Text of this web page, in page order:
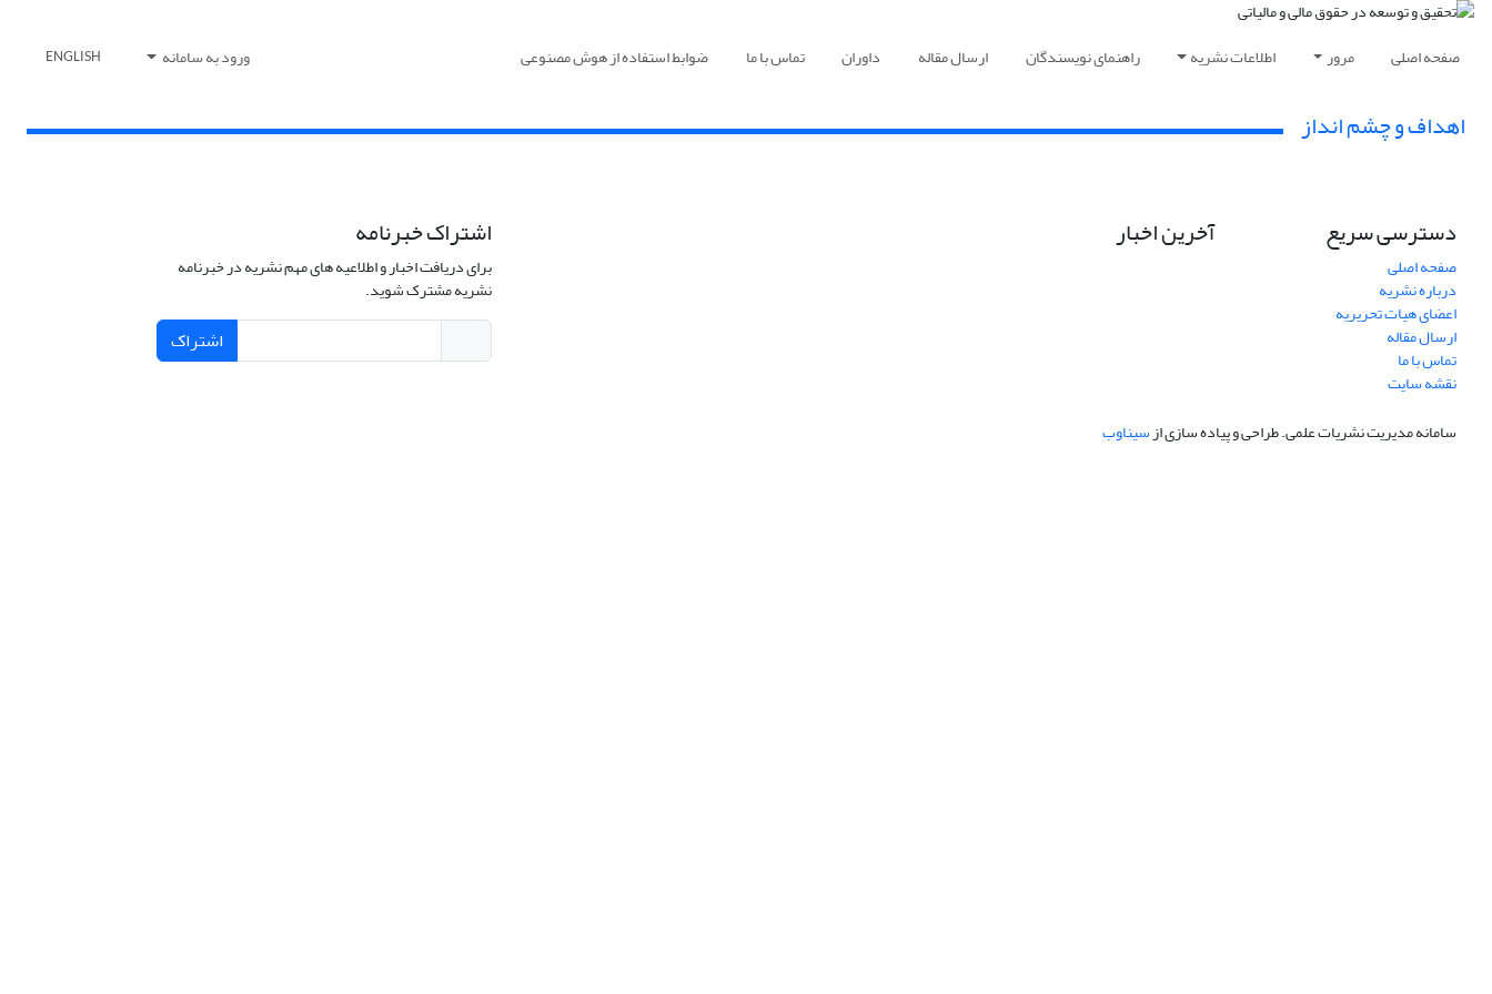
صفحه اصلی مرور اطلاعات نشریه راهنمای نویسندگان ارسال مقاله داوران تماس با ما ضوابط استفاده از هوش مصنوعی ورود به سامانه ENGLISH
اهداف و چشم انداز
دسترسی سریع
صفحه اصلی
درباره نشریه
اعضای هیات تحریریه
ارسال مقاله
تماس با ما
نقشه سایت
آخرین اخبار اشتراک خبرنامه
برای دریافت اخبار و اطلاعیه های مهم نشریه در خبرنامه
نشریه مشترک شوید.
اشتراک
سامانه مدیریت نشریات علمی.طراحی و پیاده سازی ازسیناوب